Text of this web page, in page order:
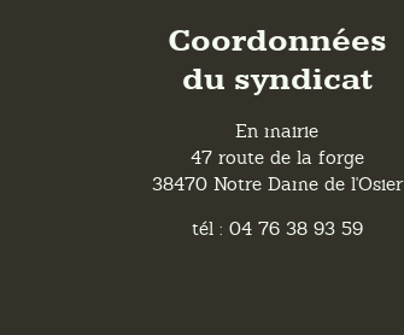
Coordonnées
du syndicat
En mairie
47 route de la forge
38470 Notre Dame de l'Osier
tél : 04 76 38 93 59